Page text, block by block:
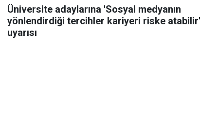
Üniversite adaylarına 'Sosyal medyanın
yönlendirdiği tercihler kariyeri riske atabilir'
uyarısı